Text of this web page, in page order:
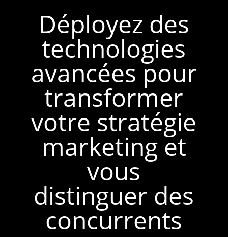
Déployez des
technologies
avancées pour
transformer
votre stratégie
marketing et
vous
distinguer des
concurrents